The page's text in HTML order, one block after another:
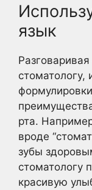
язык
стоматологу,
рта.
вроде
зубы
стоматологу
красивую